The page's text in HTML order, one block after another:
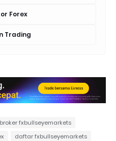
Forex
Trading
broker fxbullseyemarkets
daftar fxbullseyemarkets